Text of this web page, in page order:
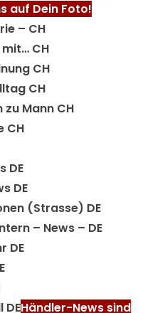
auf Dein Foto!
– CH
CH
CH
CH
zu Mann CH
CH
DE
DE
(Strasse) DE
– News – DE
DE
DEHändler-News sind